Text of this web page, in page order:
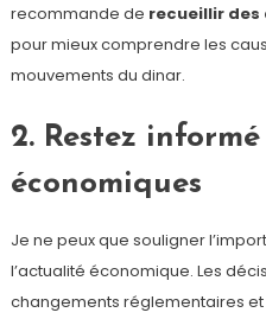
recommande de recueillir des
pour mieux comprendre les
mouvements du dinar.
2. Restez
économiques
Je ne peux que souligner
l’actualité économique. Les
changements réglementaires